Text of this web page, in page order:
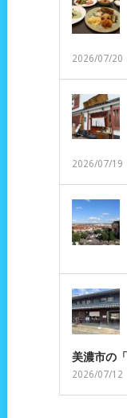
2026/07/20
2026/07/19
美濃市の
2026/07/12